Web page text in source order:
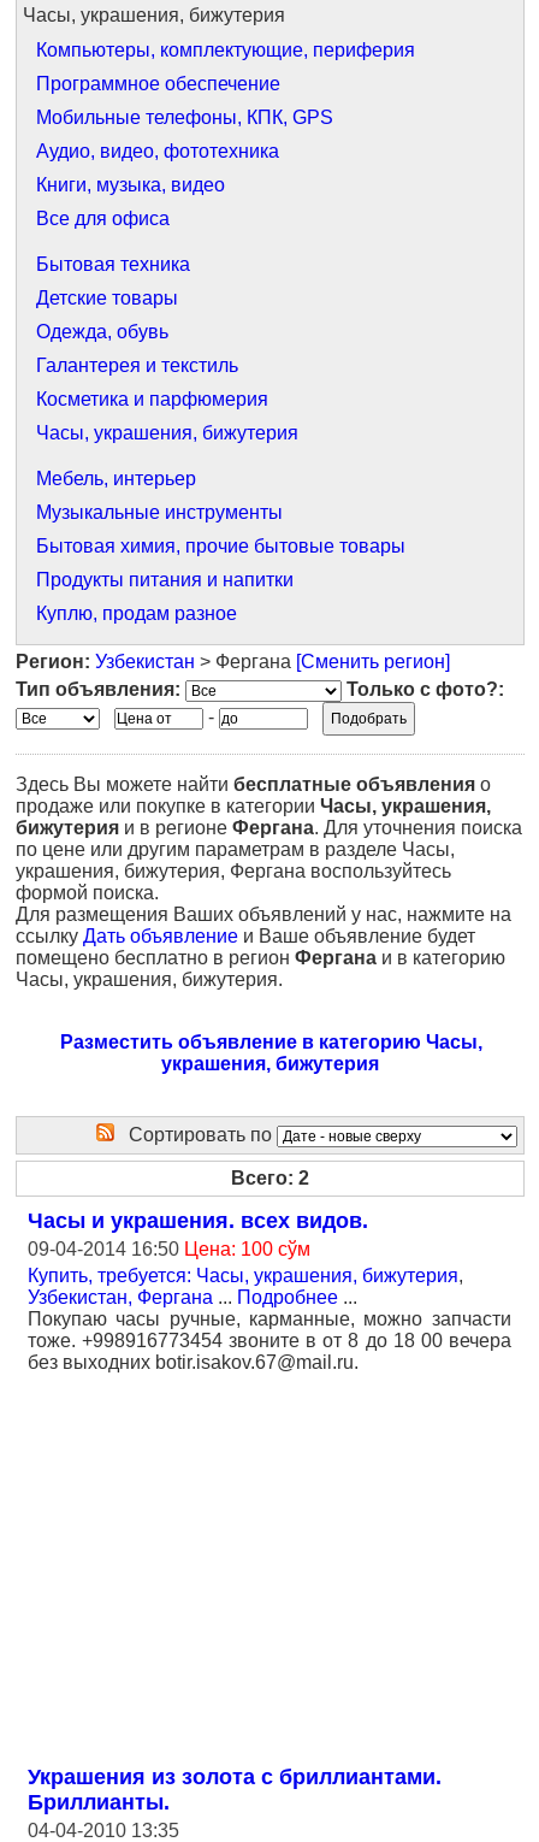
Часы, украшения, бижутерия
Компьютеры, комплектующие, периферия
Программное обеспечение
Мобильные телефоны, КПК, GPS
Аудио, видео, фототехника
Книги, музыка, видео
Все для офиса
Бытовая техника
Детские товары
Одежда, обувь
Галантерея и текстиль
Косметика и парфюмерия
Часы, украшения, бижутерия
Мебель, интерьер
Музыкальные инструменты
Бытовая химия, прочие бытовые товары
Продукты питания и напитки
Куплю, продам разное
Регион: Узбекистан > Фергана [Сменить регион]
Тип объявления:
Только с фото?:
-
Здесь Вы можете найти бесплатные объявления о
продаже или покупке в категории Часы, украшения,
бижутерия и в регионе Фергана. Для уточнения поиска
по цене или другим параметрам в разделе Часы,
украшения, бижутерия, Фергана воспользуйтесь
формой поиска.
Для размещения Ваших объявлений у нас, нажмите на
ссылку Дать объявление и Ваше объявление будет
помещено бесплатно в регион Фергана и в категорию
Часы, украшения, бижутерия.
Разместить объявление в категорию Часы,
украшения, бижутерия
Сортировать по
Всего: 2
Часы и украшения. всех видов.
09-04-2014 16:50 Цена: 100 сўм
Купить, требуется: Часы, украшения, бижутерия,
Узбекистан, Фергана ... Подробнее ...
Покупаю часы ручные, карманные, можно запчасти
тоже. +998916773454 звоните в от 8 до 18 00 вечера
без выходних botir.isakov.67@mail.ru.
Украшения из золота с бриллиантами.
Бриллианты.
04-04-2010 13:35